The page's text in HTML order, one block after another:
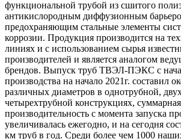
функциональной трубой из сшитого
антикислородным диффузионным
предохраняющим стальные элементы
коррозии. Продукция производится на
линиях и с использованием сырья
производителей и является аналогом
брендов. Выпуск труб ТВЭЛ-ПЭКС с
производства на начало 2021г. составил
различных диаметров в однотрубной,
четырехтрубной конструкциях,
производительность с момента запуска
увеличивалась ежегодно, и на сегодня
км труб в год. Среди более чем 1000